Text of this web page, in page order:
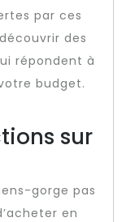
par ces
des
répondent à
budget.
sur
gorge pas
en